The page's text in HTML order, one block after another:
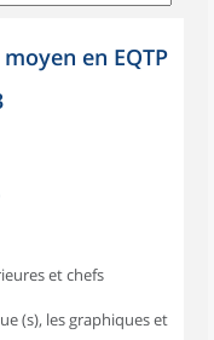
en EQTP
et chefs
(s), les graphiques et